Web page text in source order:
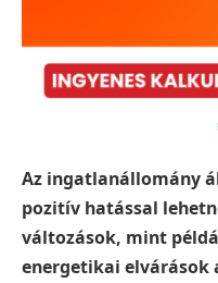
Az ingatlanállomány
pozitív hatással
változások, mint
energetikai elvárások